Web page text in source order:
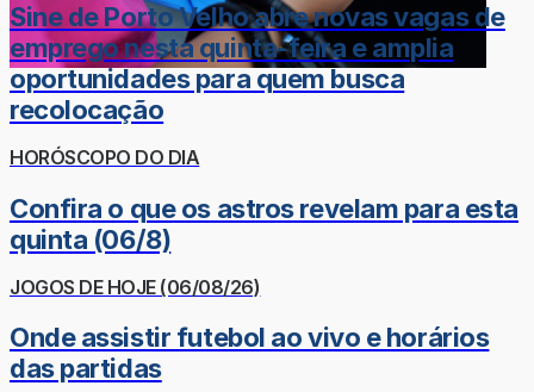
Sine de Porto Velho abre novas vagas de
emprego nesta quinta-feira e amplia
oportunidades para quem busca
recolocação
HORÓSCOPO DO DIA
Confira o que os astros revelam para esta
quinta (06/8)
JOGOS DE HOJE (06/08/26)
Onde assistir futebol ao vivo e horários
das partidas